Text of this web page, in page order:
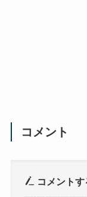
コメント
コメントす